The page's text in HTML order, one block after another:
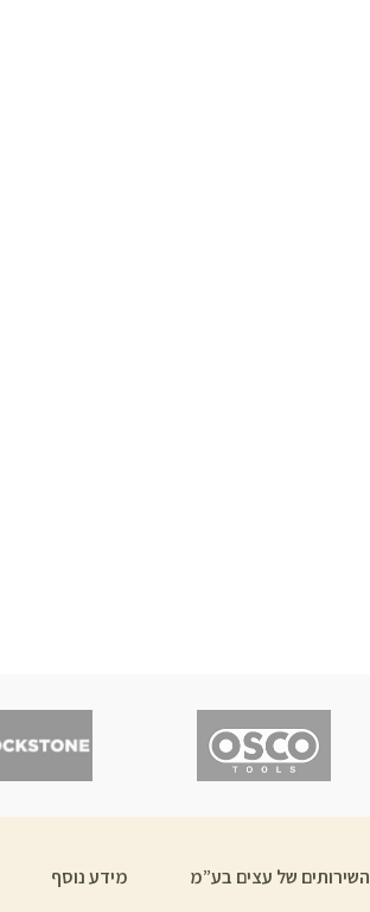
השירותים של עצים בע”מ מידע נוסף